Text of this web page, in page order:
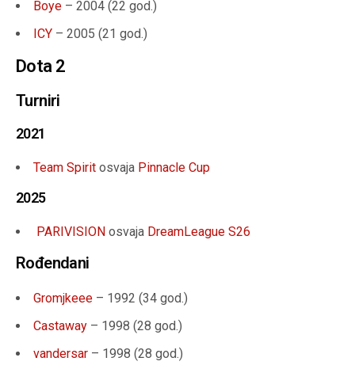
Boye – 2004 (22 god.)
ICY – 2005 (21 god.)
Dota 2
Turniri
2021
Team Spirit osvaja Pinnacle Cup
2025
PARIVISION osvaja DreamLeague S26
Rođendani
Gromjkeee – 1992 (34 god.)
Castaway – 1998 (28 god.)
vandersar – 1998 (28 god.)